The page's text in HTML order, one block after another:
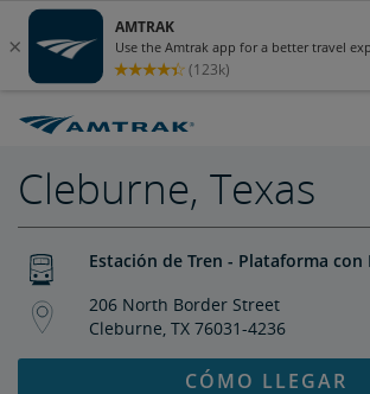
Contenido
Navegación
Cleburne, Texas
Estación de Tren - Plataforma con
206 North Border Street
Cleburne, TX 76031-4236
CÓMO LLEGAR